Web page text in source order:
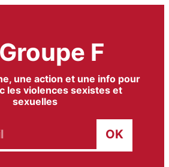
F
une action et une info pour
les violences sexistes et
sexuelles